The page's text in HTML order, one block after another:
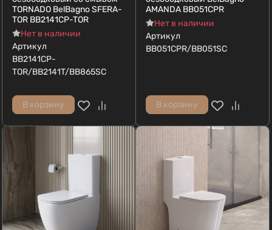
TORNADO BelBagno SFERA-
TOR BB2141CP-TOR
Нет в наличии
Артикул
BB2141CP-
TOR/BB2141T/BB865SC
В корзину
AMANDA BB051CPR
Нет в наличии
Артикул
BB051CPR/BB051SC
В корзину